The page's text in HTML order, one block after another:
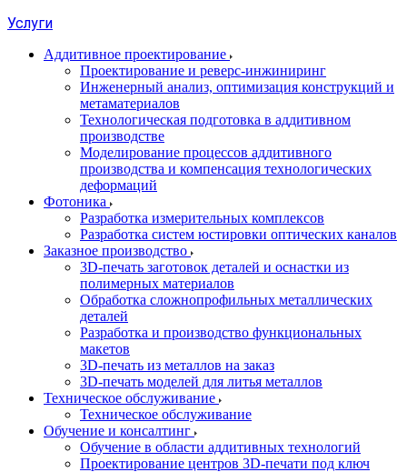
Услуги
Аддитивное проектирование
Проектирование и реверс-инжиниринг
Инженерный анализ, оптимизация конструкций и
метаматериалов
Технологическая подготовка в аддитивном
производстве
Моделирование процессов аддитивного
производства и компенсация технологических
деформаций
Фотоника
Разработка измерительных комплексов
Разработка систем юстировки оптических каналов
Заказное производство
3D-печать заготовок деталей и оснастки из
полимерных материалов
Обработка сложнопрофильных металлических
деталей
Разработка и производство функциональных
макетов
3D-печать из металлов на заказ
3D-печать моделей для литья металлов
Техническое обслуживание
Техническое обслуживание
Обучение и консалтинг
Обучение в области аддитивных технологий
Проектирование центров 3D-печати под ключ